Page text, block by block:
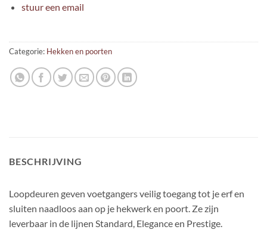
stuur een email
Categorie: Hekken en poorten
BESCHRIJVING
Loopdeuren geven voetgangers veilig toegang tot je erf en
sluiten naadloos aan op je hekwerk en poort. Ze zijn
leverbaar in de lijnen Standard, Elegance en Prestige.